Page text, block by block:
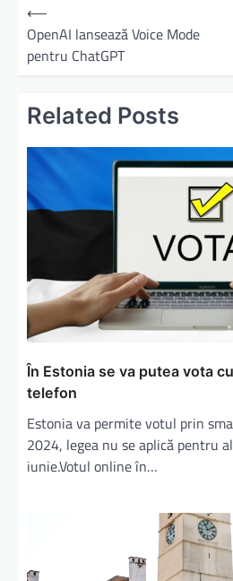
⟵
OpenAI lansează Voice Mode
pentru ChatGPT
Related Posts
În Estonia se va putea vota
telefon
Estonia va permite votul prin
2024, legea nu se aplică pentru
iunie.Votul online în…